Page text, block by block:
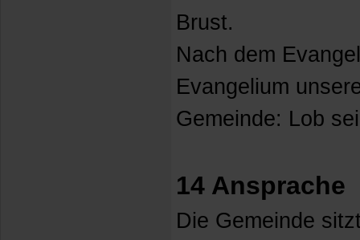
Brust.
Nach dem
Evangelium
Gemeinde: Lob
14 Ansprache
Die Gemeinde